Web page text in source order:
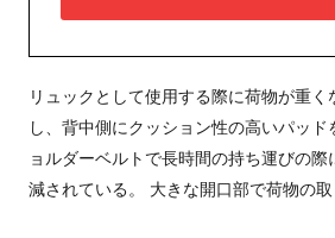
リュックとして使用する際に荷物が重
し、背中側にクッション性の高いパッ
ョルダーベルトで長時間の持ち運びの
減されている。 大きな開口部で荷物の取